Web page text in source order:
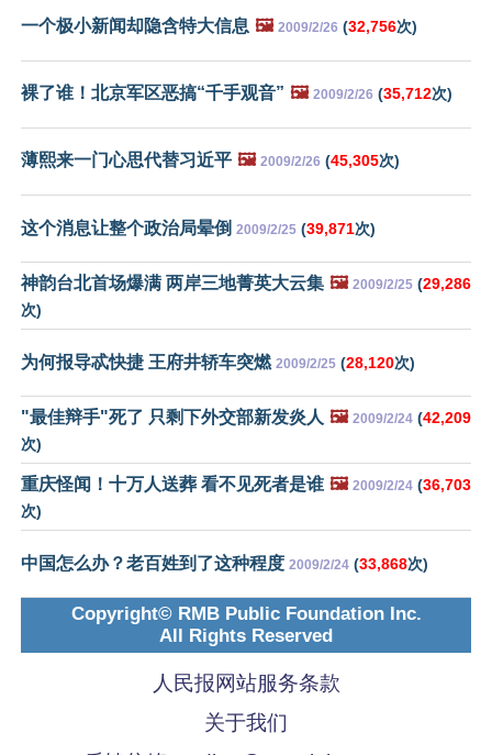
一个极小新闻却隐含特大信息 🖼️ 2009/2/26 (32,756次)
裸了谁！北京军区恶搞“千手观音” 🖼️ 2009/2/26 (35,712次)
薄熙来一门心思代替习近平 🖼️ 2009/2/26 (45,305次)
这个消息让整个政治局晕倒 2009/2/25 (39,871次)
神韵台北首场爆满 两岸三地菁英大云集 🖼️ 2009/2/25 (29,286
次)
为何报导忒快捷 王府井轿车突燃 2009/2/25 (28,120次)
"最佳辩手"死了 只剩下外交部新发炎人 🖼️ 2009/2/24 (42,209
次)
重庆怪闻！十万人送葬 看不见死者是谁 🖼️ 2009/2/24 (36,703
次)
中国怎么办？老百姓到了这种程度 2009/2/24 (33,868次)
Copyright© RMB Public Foundation Inc.
All Rights Reserved
人民报网站服务条款
关于我们